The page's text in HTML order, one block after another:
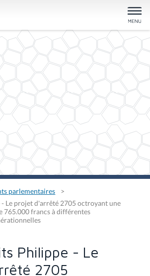
parlementaires
- Le projet d'arrêté 2705 octroyant une
765.000 francs à différentes
Philippe - Le
2705